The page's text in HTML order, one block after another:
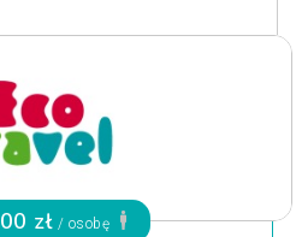
zł / osobę